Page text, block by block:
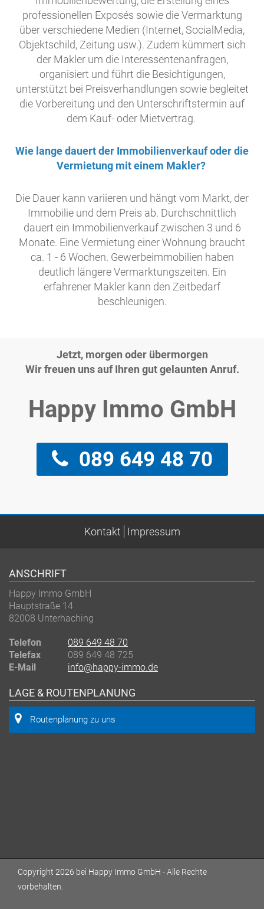
professionellen Exposés sowie die Vermarktung
über verschiedene Medien (Internet, SocialMedia,
Objektschild, Zeitung usw.). Zudem kümmert sich
der Makler um die Interessentenanfragen,
organisiert und führt die Besichtigungen,
unterstützt bei Preisverhandlungen sowie begleitet
die Vorbereitung und den Unterschriftstermin auf
dem Kauf- oder Mietvertrag.
Wie lange dauert der Immobilienverkauf oder die
Vermietung mit einem Makler?
Die Dauer kann variieren und hängt vom Markt, der
Immobilie und dem Preis ab. Durchschnittlich
dauert ein Immobilienverkauf zwischen 3 und 6
Monate. Eine Vermietung einer Wohnung braucht
ca. 1 - 6 Wochen. Gewerbeimmobilien haben
deutlich längere Vermarktungszeiten. Ein
erfahrener Makler kann den Zeitbedarf
beschleunigen.
Jetzt, morgen oder übermorgen
Wir freuen uns auf Ihren gut gelaunten Anruf.
Happy Immo GmbH
089 649 48 70
Kontakt Impressum
ANSCHRIFT
Happy Immo GmbH
Hauptstraße 14
82008 Unterhaching
Telefon
089 649 48 70
Telefax
089 649 48 725
E-Mail
info@happy-immo.de
LAGE & ROUTENPLANUNG
Routenplanung zu uns
Copyright 2026 bei Happy Immo GmbH - Alle Rechte
vorbehalten.